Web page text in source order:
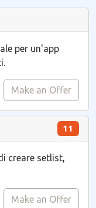
per un'app
Make an Offer
11
creare setlist,
Make an Offer